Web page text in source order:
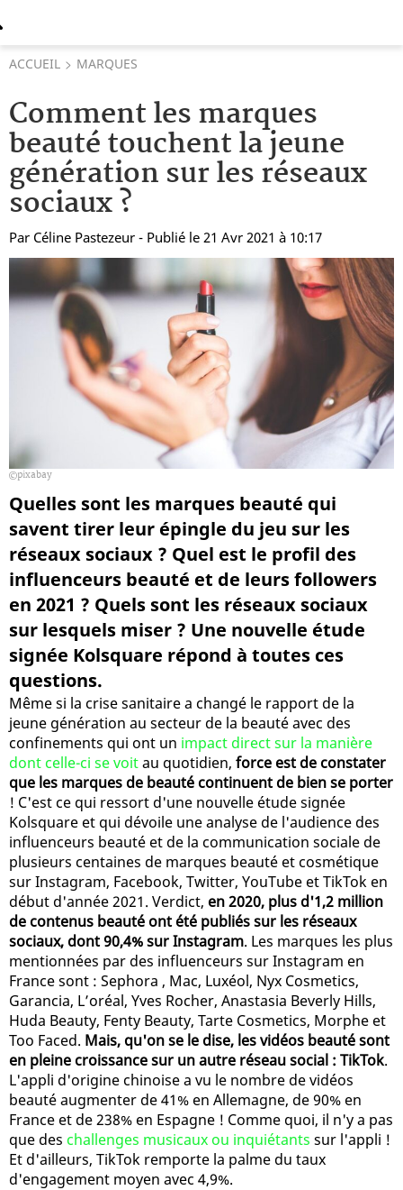
ACCUEIL MARQUES
Comment les marques
beauté touchent la jeune
génération sur les réseaux
sociaux ?
Par Céline Pastezeur - Publié le 21 Avr 2021 à 10:17
pixabay
Quelles sont les marques beauté qui
savent tirer leur épingle du jeu sur les
réseaux sociaux ? Quel est le profil des
influenceurs beauté et de leurs followers
en 2021 ? Quels sont les réseaux sociaux
sur lesquels miser ? Une nouvelle étude
signée Kolsquare répond à toutes ces
questions.
Même si la crise sanitaire a changé le rapport de la
jeune génération au secteur de la beauté avec des
confinements qui ont un impact direct sur la manière
dont celle-ci se voitau quotidien, force est de constater
que les marques de beauté continuent de bien se porter
! C'est ce qui ressort d'une nouvelle étude signée
Kolsquare et qui dévoile une analyse de l'audience des
influenceurs beauté et de la communication sociale de
plusieurs centaines de marques beauté et cosmétique
sur Instagram, Facebook, Twitter, YouTube et TikTok en
début d'année 2021. Verdict, en 2020, plus d'1,2 million
de contenus beauté ont été publiés sur les réseaux
sociaux, dont 90,4% sur Instagram. Les marques les plus
mentionnées par des influenceurs sur Instagram en
France sont : Sephora , Mac, Luxéol, Nyx Cosmetics,
Garancia, L’oréal, Yves Rocher, Anastasia Beverly Hills,
Huda Beauty, Fenty Beauty, Tarte Cosmetics, Morphe et
Too Faced. Mais, qu'on se le dise, les vidéos beauté sont
en pleine croissance sur un autre réseau social : TikTok.
L'appli d'origine chinoise a vu le nombre de vidéos
beauté augmenter de 41% en Allemagne, de 90% en
France et de 238% en Espagne ! Comme quoi, il n'y a pas
que des challenges musicaux ou inquiétants sur l'appli !
Et d'ailleurs, TikTok remporte la palme du taux
d'engagement moyen avec 4,9%.